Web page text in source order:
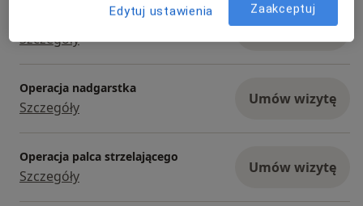
Operacja kolana
Szczegóły Umów wizytę
Operacja nadgarstka
Szczegóły Umów wizytę
Operacja palca strzelającego
Szczegóły Umów wizytę
Edytuj ustawienia Zaakceptuj